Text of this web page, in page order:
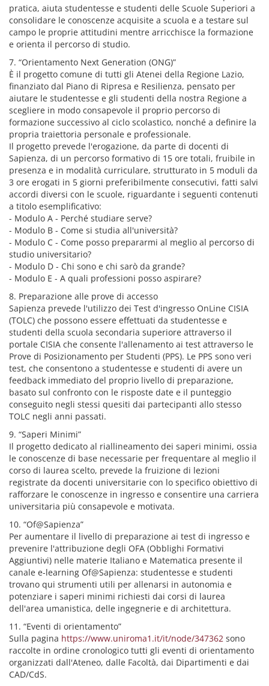
pratica, aiuta studentesse e studenti delle Scuole Superiori a
consolidare le conoscenze acquisite a scuola e a testare sul
campo le proprie attitudini mentre arricchisce la formazione
e orienta il percorso di studio.
7. “Orientamento Next Generation (ONG)”
È il progetto comune di tutti gli Atenei della Regione Lazio,
finanziato dal Piano di Ripresa e Resilienza, pensato per
aiutare le studentesse e gli studenti della nostra Regione a
scegliere in modo consapevole il proprio percorso di
formazione successivo al ciclo scolastico, nonché a definire la
propria traiettoria personale e professionale.
Il progetto prevede l'erogazione, da parte di docenti di
Sapienza, di un percorso formativo di 15 ore totali, fruibile in
presenza e in modalità curriculare, strutturato in 5 moduli da
3 ore erogati in 5 giorni preferibilmente consecutivi, fatti salvi
accordi diversi con le scuole, riguardante i seguenti contenuti
a titolo esemplificativo:
- Modulo A - Perché studiare serve?
- Modulo B - Come si studia all'università?
- Modulo C - Come posso prepararmi al meglio al percorso di
studio universitario?
- Modulo D - Chi sono e chi sarò da grande?
- Modulo E - A quali professioni posso aspirare?
8. Preparazione alle prove di accesso
Sapienza prevede l'utilizzo dei Test d'ingresso OnLine CISIA
(TOLC) che possono essere effettuati da studentesse e
studenti della scuola secondaria superiore attraverso il
portale CISIA che consente l'allenamento ai test attraverso le
Prove di Posizionamento per Studenti (PPS). Le PPS sono veri
test, che consentono a studentesse e studenti di avere un
feedback immediato del proprio livello di preparazione,
basato sul confronto con le risposte date e il punteggio
conseguito negli stessi quesiti dai partecipanti allo stesso
TOLC negli anni passati.
9. “Saperi Minimi”
Il progetto dedicato al riallineamento dei saperi minimi, ossia
le conoscenze di base necessarie per frequentare al meglio il
corso di laurea scelto, prevede la fruizione di lezioni
registrate da docenti universitarie con lo specifico obiettivo di
rafforzare le conoscenze in ingresso e consentire una carriera
universitaria più consapevole e motivata.
10. “Of@Sapienza”
Per aumentare il livello di preparazione ai test di ingresso e
prevenire l'attribuzione degli OFA (Obblighi Formativi
Aggiuntivi) nelle materie Italiano e Matematica presente il
canale e-learning Of@Sapienza: studentesse e studenti
trovano qui strumenti utili per allenarsi in autonomia e
potenziare i saperi minimi richiesti dai corsi di laurea
dell'area umanistica, delle ingegnerie e di architettura.
11. “Eventi di orientamento”
Sulla pagina https://www.uniroma1.it/it/node/347362 sono
raccolte in ordine cronologico tutti gli eventi di orientamento
organizzati dall'Ateneo, dalle Facoltà, dai Dipartimenti e dai
CAD/CdS.